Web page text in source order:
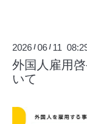
2026 /06 / 11
外国人雇用
いて